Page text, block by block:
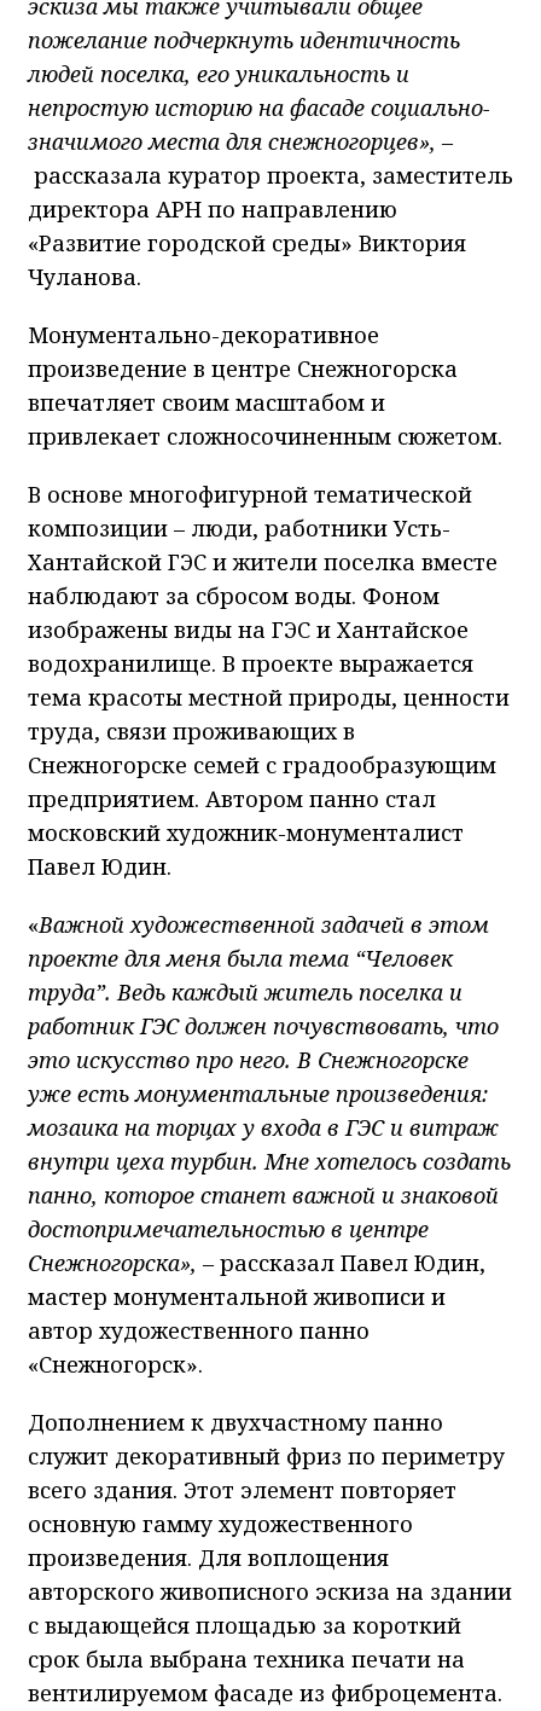
эскиза мы также учитывали общее
пожелание подчеркнуть идентичность
людей поселка, его уникальность и
непростую историю на фасаде социально-
значимого места для снежногорцев», –
рассказала куратор проекта, заместитель
директора АРН по направлению
«Развитие городской среды» Виктория
Чуланова.
Монументально-декоративное
произведение в центре Снежногорска
впечатляет своим масштабом и
привлекает сложносочиненным сюжетом.
В основе многофигурной тематической
композиции – люди, работники Усть-
Хантайской ГЭС и жители поселка вместе
наблюдают за сбросом воды. Фоном
изображены виды на ГЭС и Хантайское
водохранилище. В проекте выражается
тема красоты местной природы, ценности
труда, связи проживающих в
Снежногорске семей с градообразующим
предприятием. Автором панно стал
московский художник-монументалист
Павел Юдин.
«Важной художественной задачей в этом
проекте для меня была тема “Человек
труда”. Ведь каждый житель поселка и
работник ГЭС должен почувствовать, что
это искусство про него. В Снежногорске
уже есть монументальные произведения:
мозаика на торцах у входа в ГЭС и витраж
внутри цеха турбин. Мне хотелось создать
панно, которое станет важной и знаковой
достопримечательностью в центре
Снежногорска», –рассказал Павел Юдин,
мастер монументальной живописи и
автор художественного панно
«Снежногорск».
Дополнением к двухчастному панно
служит декоративный фриз по периметру
всего здания. Этот элемент повторяет
основную гамму художественного
произведения. Для воплощения
авторского живописного эскиза на здании
с выдающейся площадью за короткий
срок была выбрана техника печати на
вентилируемом фасаде из фиброцемента.